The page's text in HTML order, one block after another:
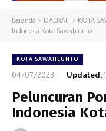
Beranda DAERAH KOTA
Indonesia Kota Sawahlunto
KOTA SAWAHLUNTO
04/07/2023 Updated:
Peluncuran
Indonesia